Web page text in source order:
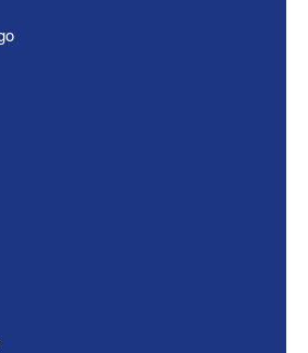
- Senado: Novo
e Pastor Jader
de Major Fábio